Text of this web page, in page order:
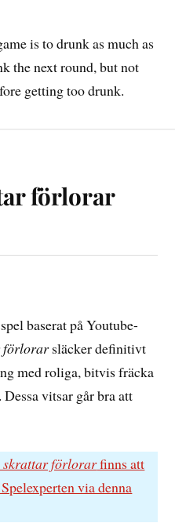
is to drunk as much as
the next round, but not
getting too drunk.
förlorar
baserat på Youtube-
förlorarsläcker definitivt
med roliga, bitvis fräcka
vitsar går bra att
skrattar förlorarfinns att
via denna